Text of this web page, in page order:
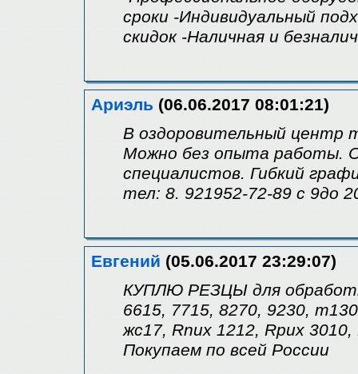
сроки -Индивидуальный
скидок -Наличная и
Ариэль (06.06.2017 08:01:21)
В оздоровительный центр
Можно без опыта работы.
специалистов. Гибкий
тел: 8. 921952-72-89 с 9до
Евгений (05.06.2017 23:29:07)
КУПЛЮ РЕЗЦЫ для
6615, 7715, 8270, 9230,
жс17, Rnux 1212, Rpux 3010,
Покупаем по всей России